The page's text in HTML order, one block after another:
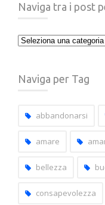
Naviga tra i post
Naviga
post
capitoli
Naviga per Tag
abbandonarsi
amare
bellezza
consapevolezza